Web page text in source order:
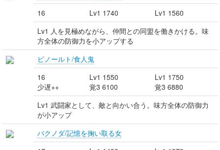
16
Lv1 1740
Lv1 1560
Lv1 人を見極めながら、仲間との同盟を働きかける。味
方全体の防御力を小アップする
ビノールト/食人鬼
16
少遅++
Lv1 1550
覚3 6100
Lv1 1750
覚3 6880
Lv1 武闘家として、敵と向かい合う。味方全体の防御力
が小アップ
パクノダ/記憶を掬い取る女